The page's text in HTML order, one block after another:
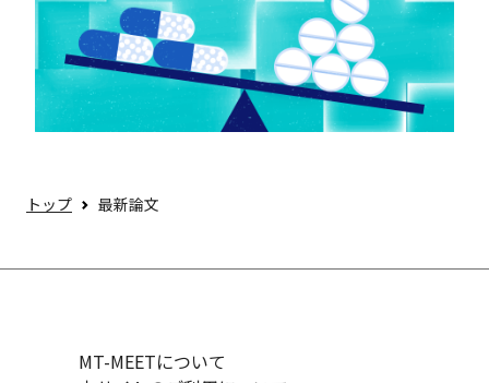
トップ 最新論文
MT-MEETについて